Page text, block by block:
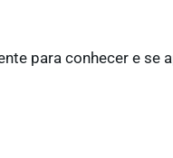
para conhecer e se